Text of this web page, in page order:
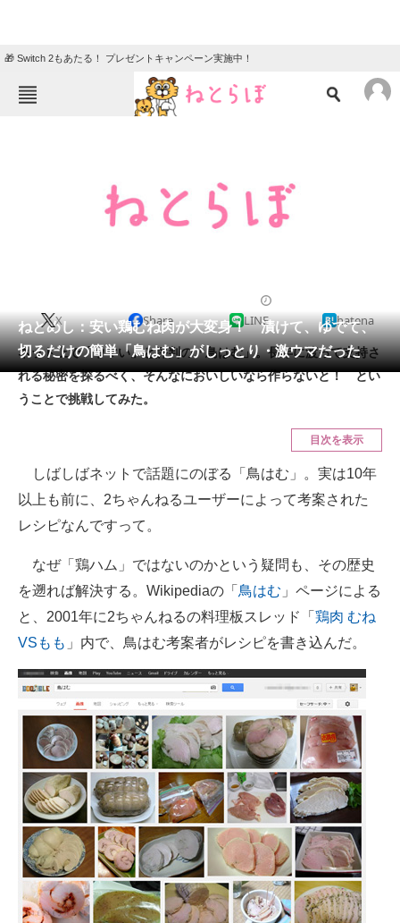
🎁 Switch 2もあたる！ プレゼントキャンペーン実施中！
クイズ
地域
会員記事
メディア
注目記事を集めた総合ページ
スマホと通信の最新トレンド
ビジネスと働き方のヒント
企業ITのトレンドを詳説
経営リーダーのコミュニティ
マーケ×ITの今がよく分かる
ITエンジニア向け専門サイト
企業向けIT製品の総合サイト
IT製品の技術・比較・事例
製造業のIT導入・活用を支援
ねとめし：安い鶏むね肉が大変身！ 漬けて、ゆでて、
切るだけの簡単「鳥はむ」がしっとり・激ウマだった
X Share LINE hatena
ネット上で「ウマい」と評判の「鳥はむ」。長年に渡って支持さ
れる秘密を探るべく、そんなにおいしいなら作らないと！ とい
うことで挑戦してみた。
目次を表示
しばしばネットで話題にのぼる「鳥はむ」。実は10年
以上も前に、2ちゃんねるユーザーによって考案された
レシピなんですって。
なぜ「鶏ハム」ではないのかという疑問も、その歴史
を遡れば解決する。Wikipediaの「 鳥はむ 」ページによる
と、2001年に2ちゃんねるの料理板スレッド「 鶏肉 むね
VSもも 」内で、鳥はむ考案者がレシピを書き込んだ。